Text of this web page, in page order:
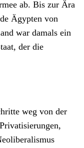
ab. Bis zur Ära
Ägypten von
war damals ein
der die
weg von der